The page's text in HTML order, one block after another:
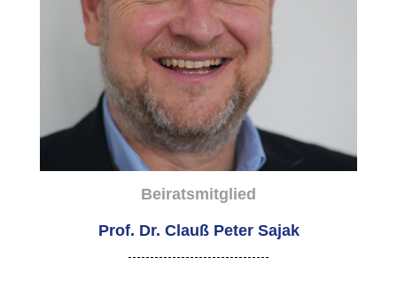
Beiratsmitglied
Prof. Dr. Clauß Peter Sajak